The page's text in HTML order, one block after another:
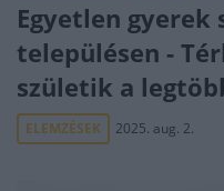
Egyetlen gyerek
településen -
születik a
ELEMZÉSEK 2025. aug. 2.